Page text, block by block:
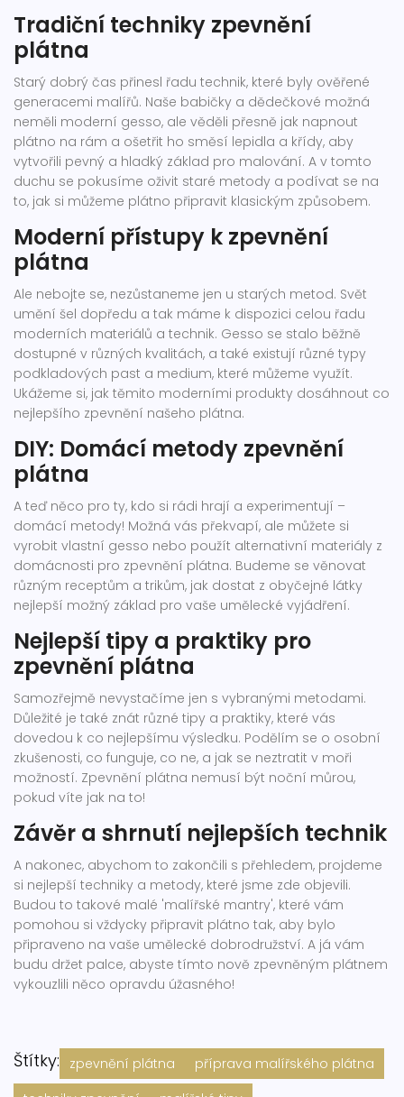
Tradiční techniky zpevnění
plátna
Starý dobrý čas přinesl řadu technik, které byly ověřené
generacemi malířů. Naše babičky a dědečkové možná
neměli moderní gesso, ale věděli přesně jak napnout
plátno na rám a ošetřit ho směsí lepidla a křídy, aby
vytvořili pevný a hladký základ pro malování. A v tomto
duchu se pokusíme oživit staré metody a podívat se na
to, jak si můžeme plátno připravit klasickým způsobem.
Moderní přístupy k zpevnění
plátna
Ale nebojte se, nezůstaneme jen u starých metod. Svět
umění šel dopředu a tak máme k dispozici celou řadu
moderních materiálů a technik. Gesso se stalo běžně
dostupné v různých kvalitách, a také existují různé typy
podkladových past a medium, které můžeme využít.
Ukážeme si, jak těmito moderními produkty dosáhnout co
nejlepšího zpevnění našeho plátna.
DIY: Domácí metody zpevnění
plátna
A teď něco pro ty, kdo si rádi hrají a experimentují –
domácí metody! Možná vás překvapí, ale můžete si
vyrobit vlastní gesso nebo použít alternativní materiály z
domácnosti pro zpevnění plátna. Budeme se věnovat
různým receptům a trikům, jak dostat z obyčejné látky
nejlepší možný základ pro vaše umělecké vyjádření.
Nejlepší tipy a praktiky pro
zpevnění plátna
Samozřejmě nevystačíme jen s vybranými metodami.
Důležité je také znát různé tipy a praktiky, které vás
dovedou k co nejlepšímu výsledku. Podělím se o osobní
zkušenosti, co funguje, co ne, a jak se neztratit v moři
možností. Zpevnění plátna nemusí být noční můrou,
pokud víte jak na to!
Závěr a shrnutí nejlepších technik
A nakonec, abychom to zakončili s přehledem, projdeme
si nejlepší techniky a metody, které jsme zde objevili.
Budou to takové malé 'malířské mantry', které vám
pomohou si vždycky připravit plátno tak, aby bylo
připraveno na vaše umělecké dobrodružství. A já vám
budu držet palce, abyste tímto nově zpevněným plátnem
vykouzlili něco opravdu úžasného!
Štítky: zpevnění plátna
příprava malířského plátna